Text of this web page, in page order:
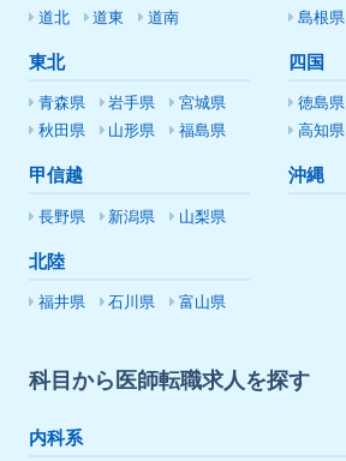
道北
道東 道南
東北
青森県 岩手県
宮城県
秋田県
山形県 福島県
甲信越
長野県 新潟県 山梨県
北陸
福井県 石川県 富山県
島根県
四国
徳島県
高知県
沖縄
科目から医師転職求人を探す
内科系